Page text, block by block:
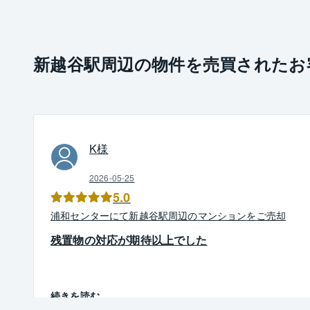
新越谷駅周辺の物件を売買された
K様
2026-05-25
5.0
浦和センターにて新越谷駅周辺のマンションをご売却
残置物の対応が期待以上でした
続きを読む